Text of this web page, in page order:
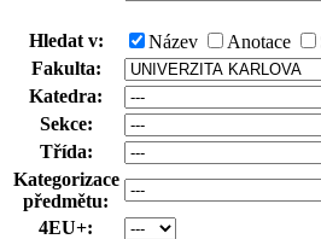
Hledat v: Název Anotace
Fakulta:
Katedra:
Sekce:
Třída:
Kategorizace
předmětu:
4EU+: